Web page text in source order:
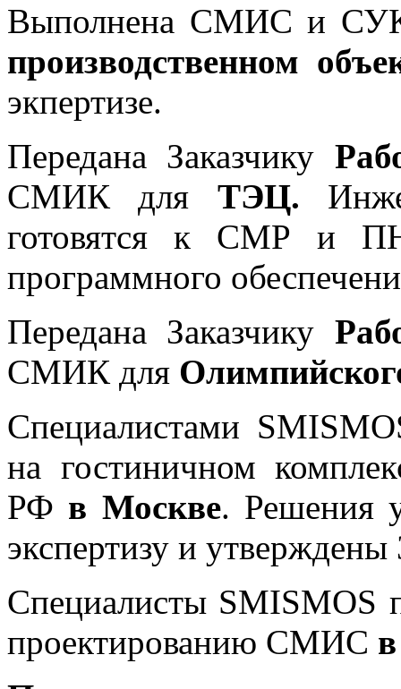
Выполнена СМИС и
производственном
экпертизе.
Передана Заказчику
СМИК для ТЭЦ.
готовятся к СМР и
программного
Передана Заказчику
СМИК для
Специалистами
на гостиничном
РФ в Москве. Решения
экспертизу и утверждены
Специалисты SMISMOS
проектированию СМИС